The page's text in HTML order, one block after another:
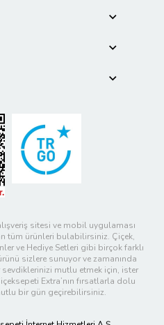
sitesi ve mobil uygulaması
tüm ürünleri bulabilirsiniz. Çiçek,
ve Hediye Setleri gibi birçok farklı
sizlere sunuyor ve zamanında
sevdiklerinizi mutlu etmek için, ister
Extra’nın fırsatlarla dolu
bir gün geçirebilirsiniz.